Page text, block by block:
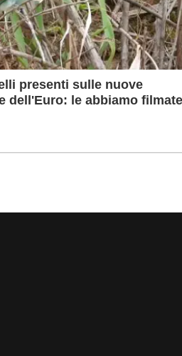
presenti sulle nuove
dell'Euro: le abbiamo filmate